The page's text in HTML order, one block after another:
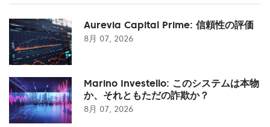
Aurevia Capital Prime: 信頼性の評価
8月 07, 2026
Marino Investello: このシステムは本物
か、それともただの詐欺か？
8月 07, 2026